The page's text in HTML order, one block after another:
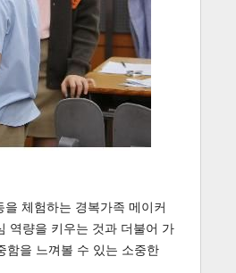
체험하는 경복가족 메이커
역량을 키우는 것과 더불어 가
함을 느껴볼 수 있는 소중한